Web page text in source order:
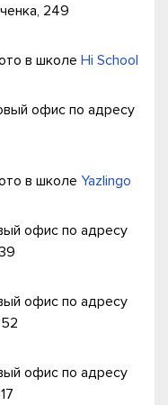
249
в школе Hi School
офис по адресу
в школе Yazlingo
офис по адресу
офис по адресу
офис по адресу